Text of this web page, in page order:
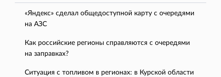
«Яндекс» сделал общедоступной карту с очередями
на АЗС
Как российские регионы справляются с очередями
на заправках?
Ситуация с топливом в регионах: в Курской области